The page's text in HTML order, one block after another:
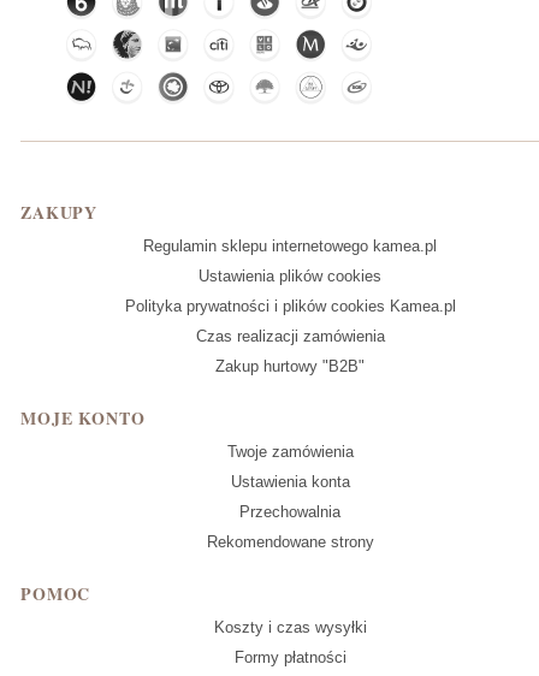
Linki w stopce
ZAKUPY
Regulamin sklepu internetowego kamea.pl
Ustawienia plików cookies
Polityka prywatności i plików cookies Kamea.pl
Czas realizacji zamówienia
Zakup hurtowy "B2B"
MOJE KONTO
Twoje zamówienia
Ustawienia konta
Przechowalnia
Rekomendowane strony
POMOC
Koszty i czas wysyłki
Formy płatności